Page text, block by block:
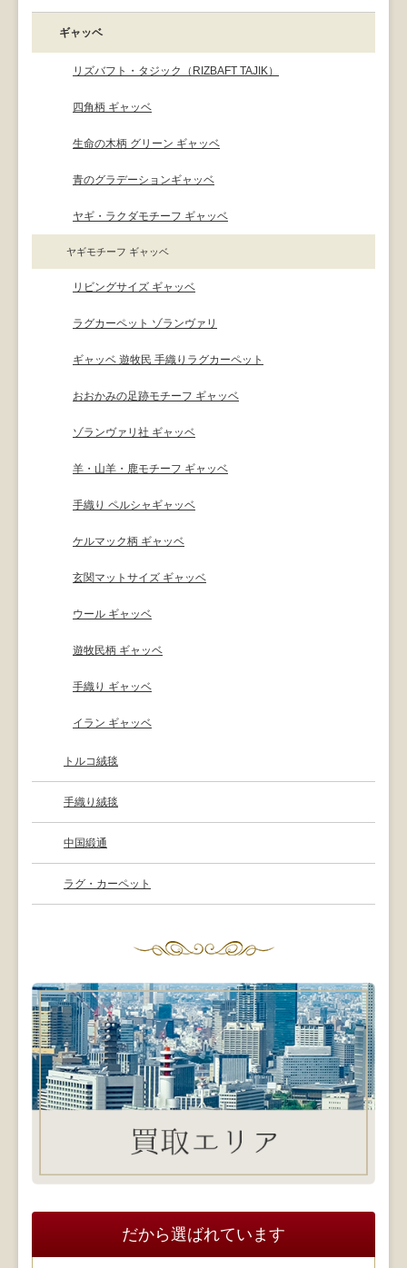
ギャッベ
リズバフト・タジック（RIZBAFT TAJIK）
四角柄 ギャッベ
生命の木柄 グリーン ギャッベ
青のグラデーションギャッベ
ヤギ・ラクダモチーフ ギャッベ
ヤギモチーフ ギャッベ
リビングサイズ ギャッベ
ラグカーペット ゾランヴァリ
ギャッベ 遊牧民 手織りラグカーペット
おおかみの足跡モチーフ ギャッベ
ゾランヴァリ社 ギャッベ
羊・山羊・鹿モチーフ ギャッベ
手織り ペルシャギャッベ
ケルマック柄 ギャッベ
玄関マットサイズ ギャッベ
ウール ギャッベ
遊牧民柄 ギャッベ
手織り ギャッベ
イラン ギャッベ
トルコ絨毯
手織り絨毯
中国緞通
ラグ・カーペット
だから選ばれています